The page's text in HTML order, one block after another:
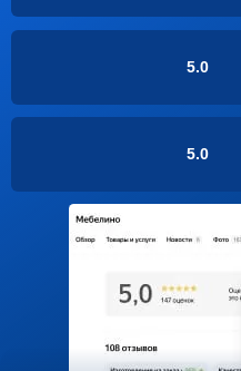
5.0
5.0